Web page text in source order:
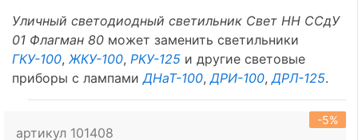
Уличный светодиодный светильник Свет НН ССдУ
01 Флагман 80 может заменить светильники
ГКУ-100, ЖКУ-100, РКУ-125 и другие световые
приборы с лампамиДНаТ-100,ДРИ-100,ДРЛ-125.
артикул 101408
-5%